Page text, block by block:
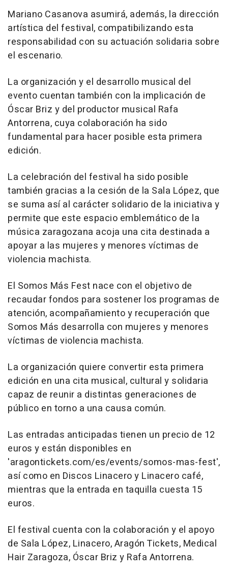
Mariano Casanova asumirá, además, la dirección
artística del festival, compatibilizando esta
responsabilidad con su actuación solidaria sobre
el escenario.
La organización y el desarrollo musical del
evento cuentan también con la implicación de
Óscar Briz y del productor musical Rafa
Antorrena, cuya colaboración ha sido
fundamental para hacer posible esta primera
edición.
La celebración del festival ha sido posible
también gracias a la cesión de la Sala López, que
se suma así al carácter solidario de la iniciativa y
permite que este espacio emblemático de la
música zaragozana acoja una cita destinada a
apoyar a las mujeres y menores víctimas de
violencia machista.
El Somos Más Fest nace con el objetivo de
recaudar fondos para sostener los programas de
atención, acompañamiento y recuperación que
Somos Más desarrolla con mujeres y menores
víctimas de violencia machista.
La organización quiere convertir esta primera
edición en una cita musical, cultural y solidaria
capaz de reunir a distintas generaciones de
público en torno a una causa común.
Las entradas anticipadas tienen un precio de 12
euros y están disponibles en
'aragontickets.com/es/events/somos-mas-fest',
así como en Discos Linacero y Linacero café,
mientras que la entrada en taquilla cuesta 15
euros.
El festival cuenta con la colaboración y el apoyo
de Sala López, Linacero, Aragón Tickets, Medical
Hair Zaragoza, Óscar Briz y Rafa Antorrena.